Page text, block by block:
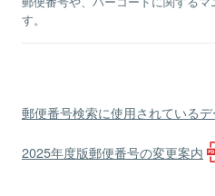
す。
郵便番号検索に使用されている
2025年度版郵便番号の変更案内